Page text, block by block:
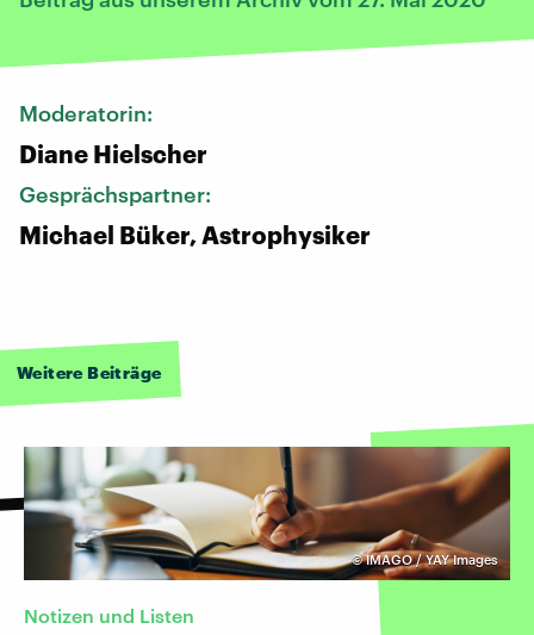
Moderatorin:
Diane Hielscher
Gesprächspartner:
Michael Büker, Astrophysiker
Weitere Beiträge
©IMAGO / YAY Images
Notizen und Listen